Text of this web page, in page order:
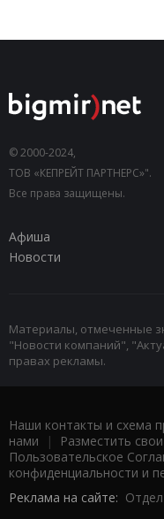
© 2000-2024,
ТОВ «КЕПРЕЙТ ПАРТНЕРС»".
Все права защищены.
Афиша
Новости
Материалы, отмеченные
"Новости компаний",
правах рекламы.
Наши контакты и схема
нами | Разместить
Пользовательское
конфиденциальности и
Реклама на сайте: